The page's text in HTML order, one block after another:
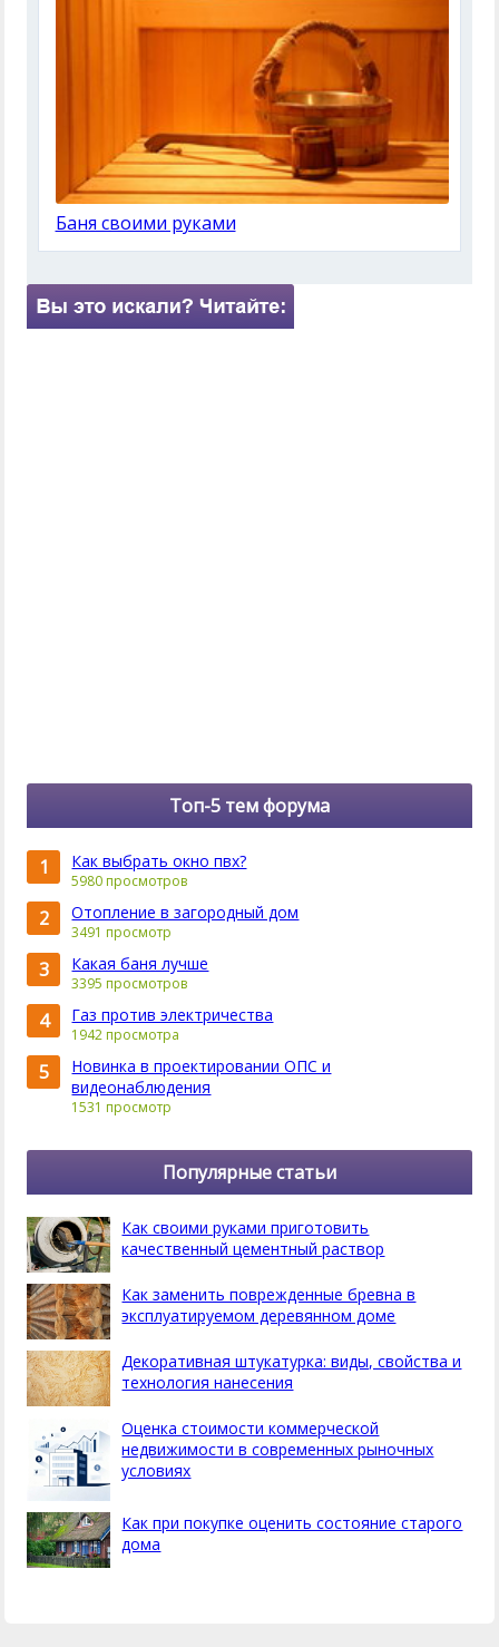
Баня своими руками
Топ-5 тем форума
1 Как выбрать окно пвх?
5980 просмотров
2 Отопление в загородный дом
3491 просмотр
3 Какая баня лучше
3395 просмотров
4 Газ против электричества
1942 просмотра
5
Новинка в проектировании ОПС и
видеонаблюдения
1531 просмотр
Популярные статьи
Как своими руками приготовить
качественный цементный раствор
Как заменить поврежденные бревна в
эксплуатируемом деревянном доме
Декоративная штукатурка: виды, свойства и
технология нанесения
Оценка стоимости коммерческой
недвижимости в современных рыночных
условиях
Как при покупке оценить состояние старого
дома